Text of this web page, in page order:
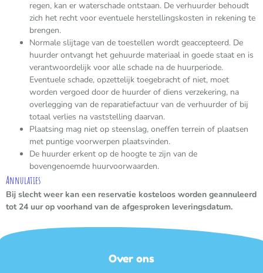
regen, kan er waterschade ontstaan. De verhuurder behoudt
zich het recht voor eventuele herstellingskosten in rekening te
brengen.
Normale slijtage van de toestellen wordt geaccepteerd. De
huurder ontvangt het gehuurde materiaal in goede staat en is
verantwoordelijk voor alle schade na de huurperiode.
Eventuele schade, opzettelijk toegebracht of niet, moet
worden vergoed door de huurder of diens verzekering, na
overlegging van de reparatiefactuur van de verhuurder of bij
totaal verlies na vaststelling daarvan.
Plaatsing mag niet op steenslag, oneffen terrein of plaatsen
met puntige voorwerpen plaatsvinden.
De huurder erkent op de hoogte te zijn van de
bovengenoemde huurvoorwaarden.
Annulaties
Bij slecht weer kan een reservatie kosteloos worden geannuleerd
tot 24 uur op voorhand van de afgesproken leveringsdatum.
Over ons